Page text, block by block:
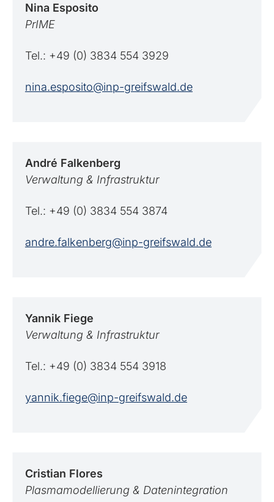
Nina Esposito
PrIME
Tel.: +49 (0) 3834 554 3929
nina.esposito@inp-greifswald.de
André Falkenberg
Verwaltung & Infrastruktur
Tel.: +49 (0) 3834 554 3874
andre.falkenberg@inp-greifswald.de
Yannik Fiege
Verwaltung & Infrastruktur
Tel.: +49 (0) 3834 554 3918
yannik.fiege@inp-greifswald.de
Cristian Flores
Plasmamodellierung & Datenintegration